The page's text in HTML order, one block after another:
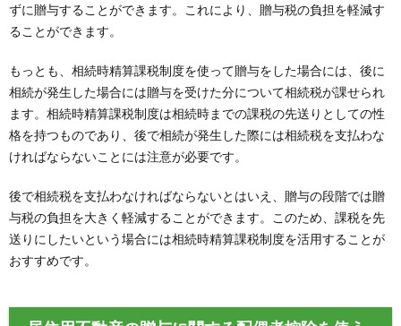
ずに贈与することができます。これにより、贈与税の負担を軽減す
ることができます。
もっとも、相続時精算課税制度を使って贈与をした場合には、後に
相続が発生した場合には贈与を受けた分について相続税が課せられ
ます。相続時精算課税制度は相続時までの課税の先送りとしての性
格を持つものであり、後で相続が発生した際には相続税を支払わな
ければならないことには注意が必要です。
後で相続税を支払わなければならないとはいえ、贈与の段階では贈
与税の負担を大きく軽減することができます。このため、課税を先
送りにしたいという場合には相続時精算課税制度を活用することが
おすすめです。